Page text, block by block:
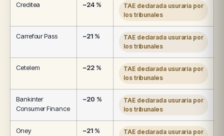
Creditea ~24 %
TAE declarada usuraria por
los tribunales
Carrefour Pass ~21 %
TAE declarada usuraria por
los tribunales
Cetelem ~22 %
TAE declarada usuraria por
los tribunales
Bankinter
Consumer Finance
~20 %
TAE declarada usuraria por
los tribunales
Oney ~21 %
TAE declarada usuraria por